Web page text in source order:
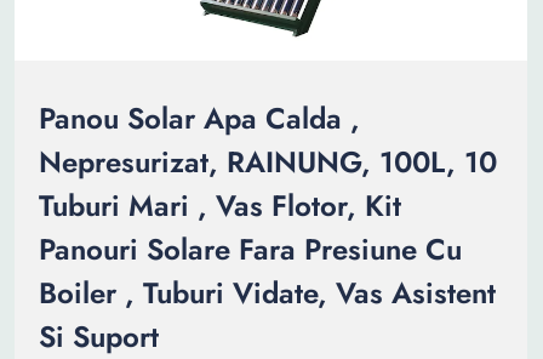
Panou Solar Apa Calda ,
Nepresurizat, RAINUNG, 100L, 10
Tuburi Mari , Vas Flotor, Kit
Panouri Solare Fara Presiune Cu
Boiler , Tuburi Vidate, Vas Asistent
Si Suport